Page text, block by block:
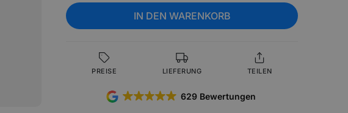
IN DEN WARENKORB
PREISE LIEFERUNG TEILEN
629 Bewertungen